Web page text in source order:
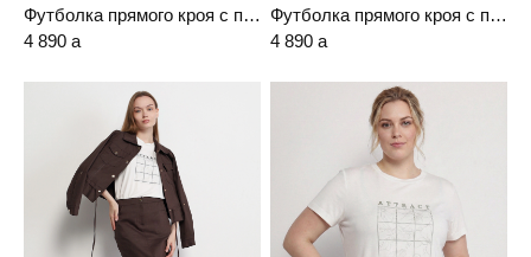
Футболка прямого кроя с принтом
4 890 a
Футболка прямого кроя с принтом
4 890 a